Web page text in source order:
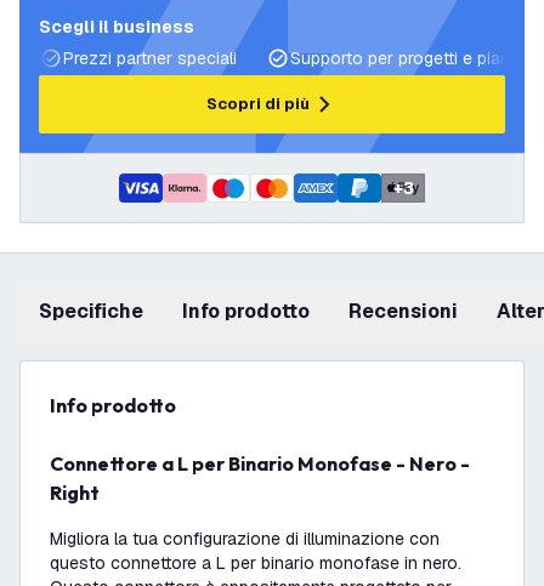
Scegli il business
Prezzi partner speciali
Supporto per progetti e piani di
Scopri di più
+3
Specifiche info prodotto recensioni
info prodotto
Connettore a L per Binario Monofase - Nero -
Right
Migliora la tua configurazione di illuminazione con
questo connettore a L per binario monofase in nero.